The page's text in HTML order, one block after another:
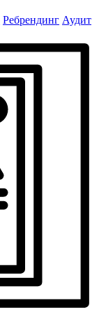
Ребрендинг Аудит